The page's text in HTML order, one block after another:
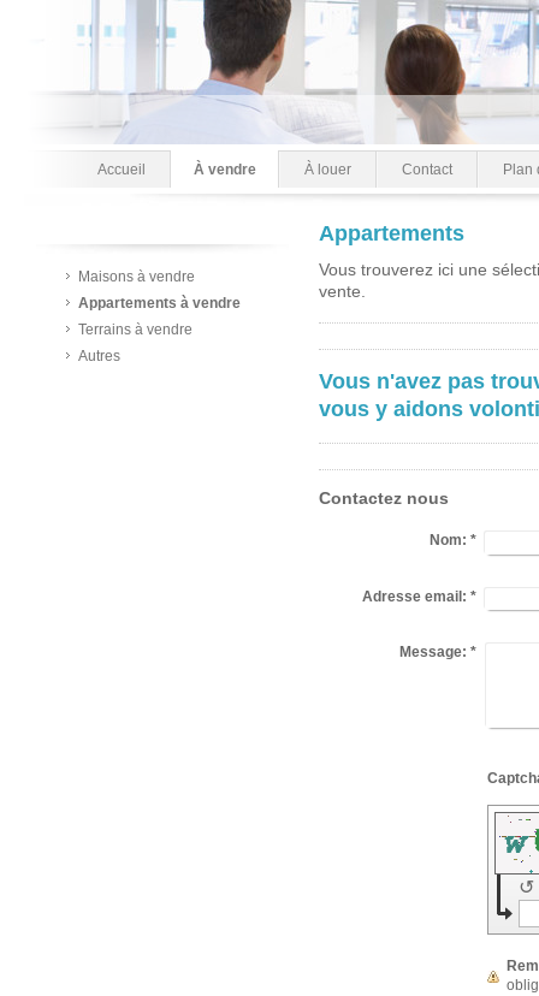
Accueil À vendre À louer Contact Plan
Maisons à vendre
Appartements à vendre
Terrains à vendre
Autres
Appartements
Vous trouverez ici une
vente.
Vous n'avez pas
vous y aidons
Contactez nous
Nom: *
Adresse email: *
Message: *
↺